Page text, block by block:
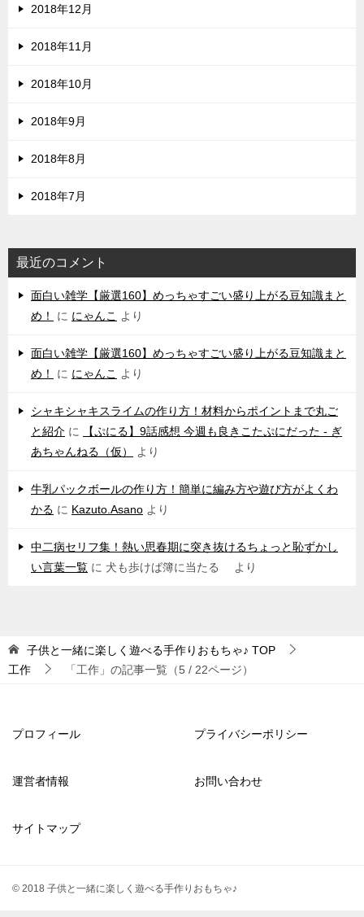
2018年12月
2018年11月
2018年10月
2018年9月
2018年8月
2018年7月
最近のコメント
‌面白い雑学【厳選160】めっちゃすごい盛り上がる豆知識まと
め！
に にゃんこ より
‌面白い雑学【厳選160】めっちゃすごい盛り上がる豆知識まと
め！
に にゃんこ より
シャキシャキスライムの作り方！材料からポイントまで丸ご
と紹介 に
【ぷにる】9話感想 今週も良きこたぷにだった - ぎ
あちゃんねる（仮）
より
牛乳パックボールの作り方！簡単に編み方や遊び方がよくわ
かる に Kazuto.Asano より
中二病セリフ集！熱い思春期に突き抜けるちょっと恥ずかし
い言葉一覧 に 犬も歩けば簿に当たる より
子供と一緒に楽しく遊べる手作りおもちゃ♪ TOP
工作
「工作」の記事一覧（5 / 22ページ）
プロフィール プライバシーポリシー
運営者情報 お問い合わせ
サイトマップ
© 2018 子供と一緒に楽しく遊べる手作りおもちゃ♪